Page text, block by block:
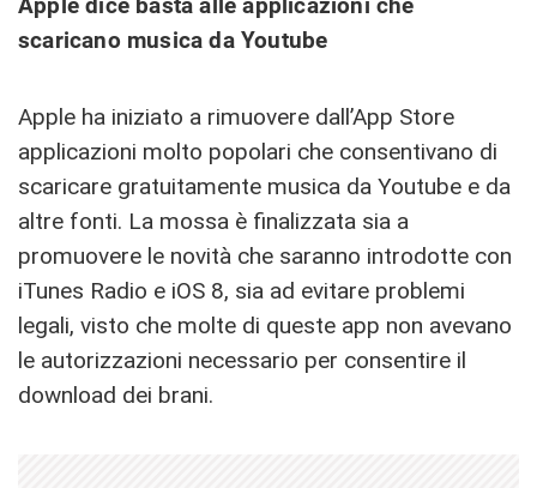
Apple dice basta alle applicazioni che
scaricano musica da Youtube
Apple ha iniziato a rimuovere dall’App Store
applicazioni molto popolari che consentivano di
scaricare gratuitamente musica da Youtube e da
altre fonti. La mossa è finalizzata sia a
promuovere le novità che saranno introdotte con
iTunes Radio e iOS 8, sia ad evitare problemi
legali, visto che molte di queste app non avevano
le autorizzazioni necessario per consentire il
download dei brani.